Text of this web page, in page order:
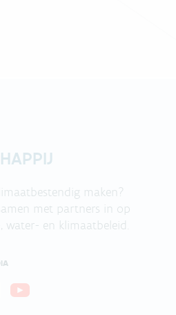
maken?
met partners in op
water- en klimaatbeleid.